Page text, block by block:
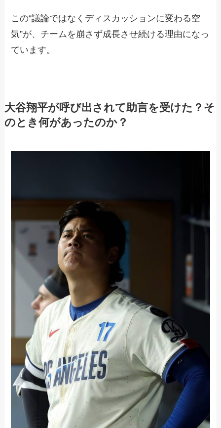
この“議論ではなくディスカッションに変わる空
気”が、チームを崩さず成長させ続ける理由になっ
ています。
大谷翔平が呼び出されて助言を受けた？そ
のとき何があったのか？